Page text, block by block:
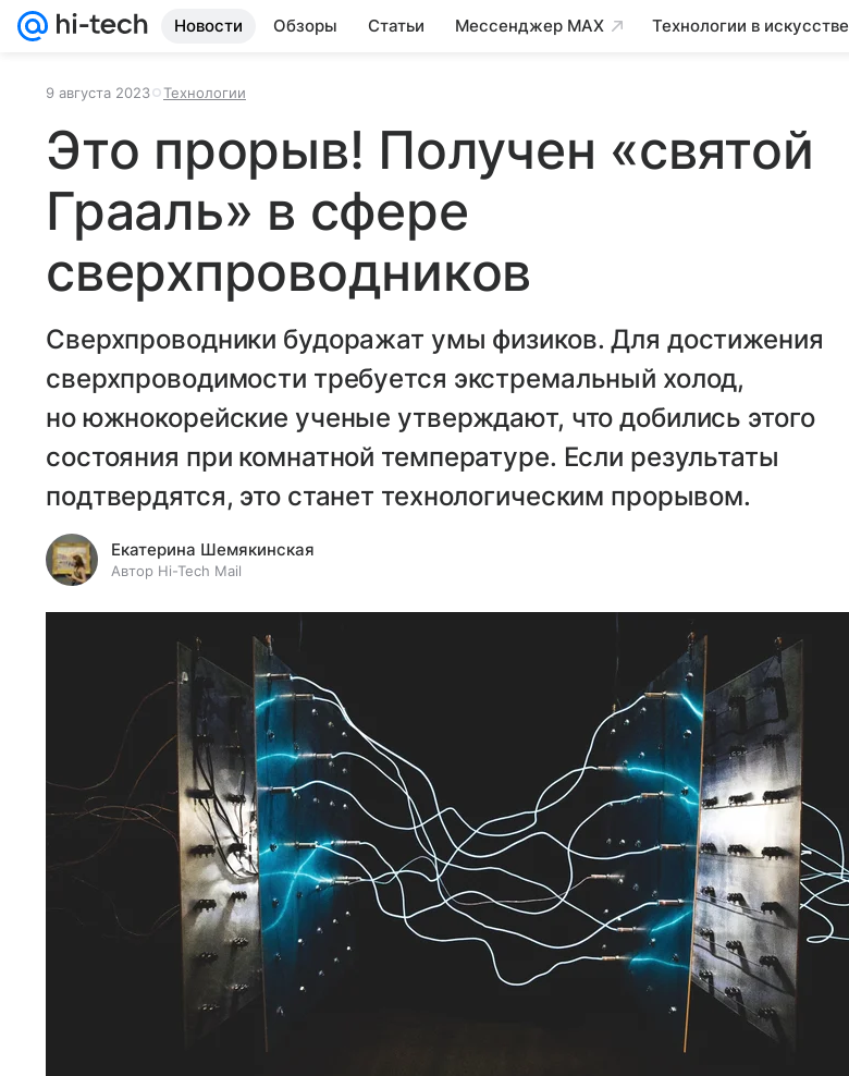
Новости Обзоры Статьи Мессенджер MAX Технологии в искусстве
9 августа 2023 Технологии
Это прорыв! Получен «святой
Грааль» в сфере
сверхпроводников
Сверхпроводники будоражат умы физиков. Для достижения
сверхпроводимости требуется экстремальный холод,
но южнокорейские ученые утверждают, что добились этого
состояния при комнатной температуре. Если результаты
подтвердятся, это станет технологическим прорывом.
Екатерина Шемякинская
Автор Hi-Tech Mail